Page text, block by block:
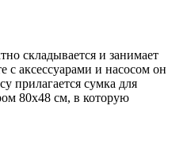
складывается и занимает
с аксессуарами и насосом он
прилагается сумка для
80х48 см, в которую